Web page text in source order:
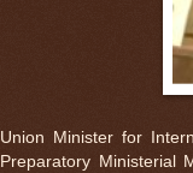
Union Minister for
Preparatory Ministerial